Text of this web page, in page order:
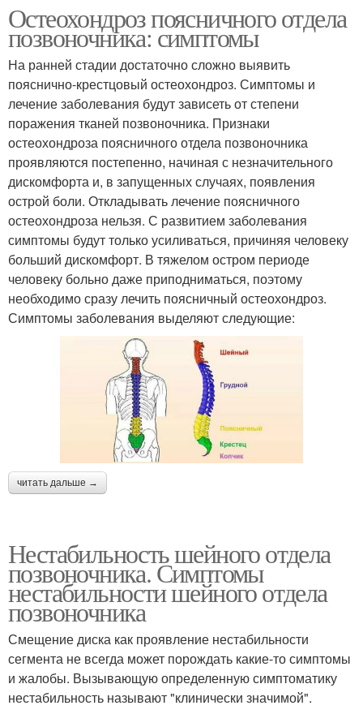
Остеохондроз поясничного отдела
позвоночника: симптомы
На ранней стадии достаточно сложно выявить
пояснично-крестцовый остеохондроз. Симптомы и
лечение заболевания будут зависеть от степени
поражения тканей позвоночника. Признаки
остеохондроза поясничного отдела позвоночника
проявляются постепенно, начиная с незначительного
дискомфорта и, в запущенных случаях, появления
острой боли. Откладывать лечение поясничного
остеохондроза нельзя. С развитием заболевания
симптомы будут только усиливаться, причиняя человеку
больший дискомфорт. В тяжелом остром периоде
человеку больно даже приподниматься, поэтому
необходимо сразу лечить поясничный остеохондроз.
Симптомы заболевания выделяют следующие:
читать дальше →
Нестабильность шейного отдела
позвоночника. Симптомы
нестабильности шейного отдела
позвоночника
Смещение диска как проявление нестабильности
сегмента не всегда может порождать какие-то симптомы
и жалобы. Вызывающую определенную симптоматику
нестабильность называют "клинически значимой".